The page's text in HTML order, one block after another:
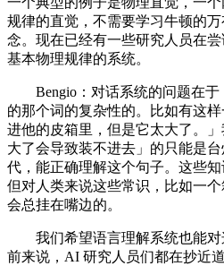
规律的直觉，不需要学习牛顿的
念。现在已经有一些研究人员在
基本物理规律的系统。
Bengio：对话系统的问题在于
的那个词的复杂性的。比如有这
进他的皮箱里，但是它太大了。
大了会导致装不进去」的只能是
代，能正确理解这个句子。这些
但对人类来说这些常识，比如一
会总挂在嘴边的。
我们希望语言理解系统也能对
前来说，AI 研究人员们都在抄近